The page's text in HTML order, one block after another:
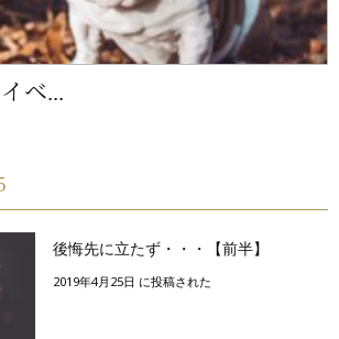
ベ...
後悔先に立たず・・・【前半】
2019年4月25日 に投稿された